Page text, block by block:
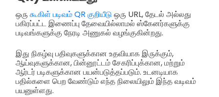
ஒரு கூகிள் படிவம் QR குறியீடு ஒரு URL, தேடல் அல்லது
பகிரப்பட்ட இணைப்பு தேவையில்லாமல் ஸ்கேனர்களுக்கு
படிவங்களுக்கு நேரடி அணுகல் வழங்குகின்றது.
இது நிகழ்வு பதிவுகளுக்கான உதவியாக இருக்கும்,
ஆய்வுகளுக்கான, பின்னூட்டம் சேகரிப்புக்கான, மற்றும்
ஆர்டர் படிகளுக்கான பயன்படுத்தப்படும். உடனடியாக
பதில்களை பெற வேண்டும் எந்த நிலையிலும் இந்த வடிவம்
பயனுள்ளது.